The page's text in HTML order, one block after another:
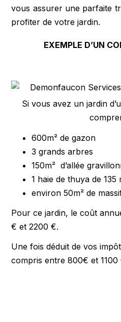
vous assurer une parfaite
profiter de votre jardin.
EXEMPLE D’UN
Si vous avez un jardin
600m² de gazon
3 grands arbres
150m² d’allée
1 haie de thuya de 135
environ 50m² de
Pour ce jardin, le coût
€ et 2200 €.
Une fois déduit de vos
compris entre 800€ et 1100